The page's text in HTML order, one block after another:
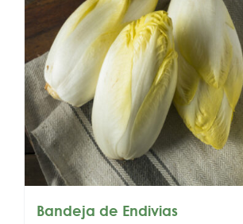
Bandeja de Endivias